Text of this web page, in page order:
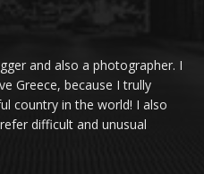
and also a photographer. I
Greece, because I trully
country in the world! I also
difficult and unusual